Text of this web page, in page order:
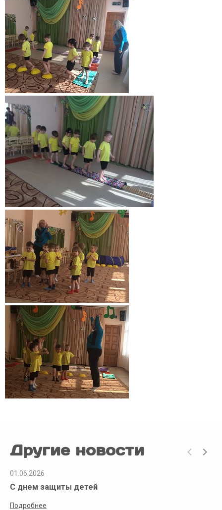
Другие новости
01.06.2026
С днем защиты детей
Подробнее